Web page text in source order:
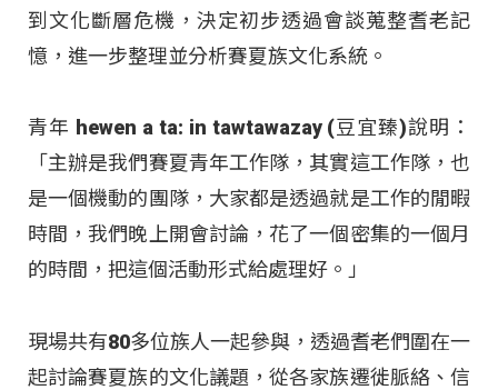
到文化斷層危機，決定初步透過會談蒐整耆老記
憶，進一步整理並分析賽夏族文化系統。
青年 hewen a ta: in tawtawazay (豆宜臻)說明：
「主辦是我們賽夏青年工作隊，其實這工作隊，也
是一個機動的團隊，大家都是透過就是工作的閒暇
時間，我們晚上開會討論，花了一個密集的一個月
的時間，把這個活動形式給處理好。」
現場共有80多位族人一起參與，透過耆老們圍在一
起討論賽夏族的文化議題，從各家族遷徙脈絡、信